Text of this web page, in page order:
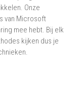
Onze
van Microsoft
mee hebt. Bij elk
kijken dus je